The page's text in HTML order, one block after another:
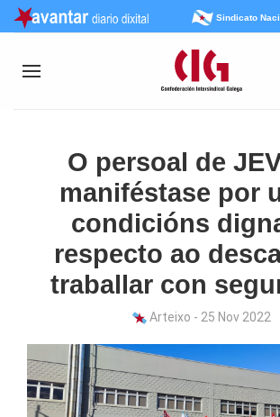
Sindicato
O persoal de
maniféstase por
condicións
respecto ao
traballar con
Arteixo - 25 Nov 2022